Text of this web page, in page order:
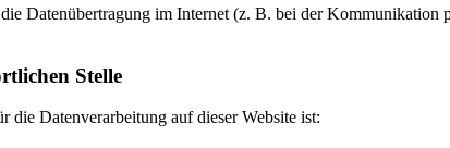
Datenübertragung im Internet (z. B. bei der
Stelle
die Datenverarbeitung auf dieser Website ist: